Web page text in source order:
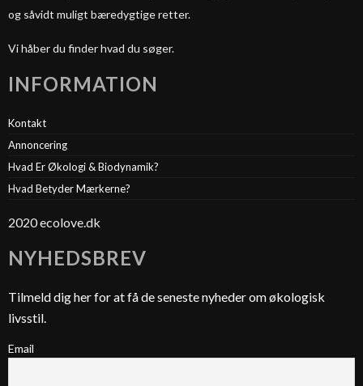
og såvidt muligt bæredygtige retter.
Vi håber du finder hvad du søger.
INFORMATION
Kontakt
Annoncering
Hvad Er Økologi & Biodynamik?
Hvad Betyder Mærkerne?
2020 ecolove.dk
NYHEDSBREV
Tilmeld dig her for at få de seneste nyheder om økologisk
livsstil.
Email